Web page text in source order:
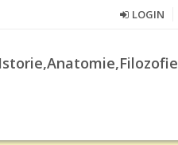
LOGIN